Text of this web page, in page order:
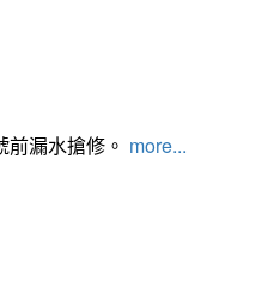
漏水搶修。 more...